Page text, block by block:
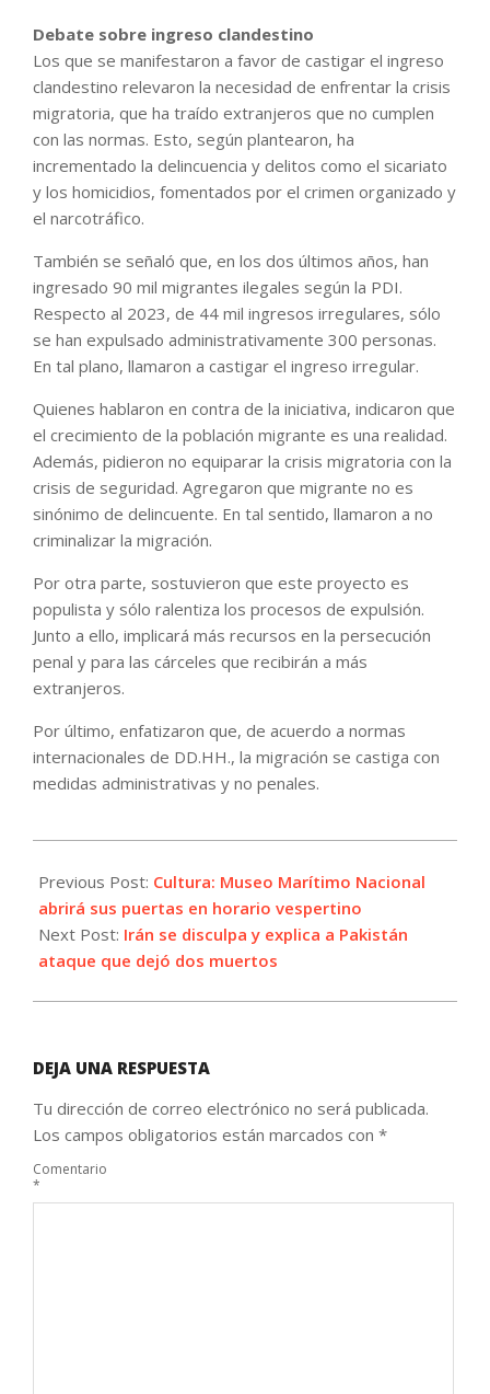
Debate sobre ingreso clandestino
Los que se manifestaron a favor de castigar el ingreso
clandestino relevaron la necesidad de enfrentar la crisis
migratoria, que ha traído extranjeros que no cumplen
con las normas. Esto, según plantearon, ha
incrementado la delincuencia y delitos como el sicariato
y los homicidios, fomentados por el crimen organizado y
el narcotráfico.
También se señaló que, en los dos últimos años, han
ingresado 90 mil migrantes ilegales según la PDI.
Respecto al 2023, de 44 mil ingresos irregulares, sólo
se han expulsado administrativamente 300 personas.
En tal plano, llamaron a castigar el ingreso irregular.
Quienes hablaron en contra de la iniciativa, indicaron que
el crecimiento de la población migrante es una realidad.
Además, pidieron no equiparar la crisis migratoria con la
crisis de seguridad. Agregaron que migrante no es
sinónimo de delincuente. En tal sentido, llamaron a no
criminalizar la migración.
Por otra parte, sostuvieron que este proyecto es
populista y sólo ralentiza los procesos de expulsión.
Junto a ello, implicará más recursos en la persecución
penal y para las cárceles que recibirán a más
extranjeros.
Por último, enfatizaron que, de acuerdo a normas
internacionales de DD.HH., la migración se castiga con
medidas administrativas y no penales.
01-
17
Previous Post: Cultura: Museo Marítimo Nacional
abrirá sus puertas en horario vespertino
Next Post: Irán se disculpa y explica a Pakistán
ataque que dejó dos muertos
DEJA UNA RESPUESTA
Tu dirección de correo electrónico no será publicada.
Los campos obligatorios están marcados con *
Comentario
*